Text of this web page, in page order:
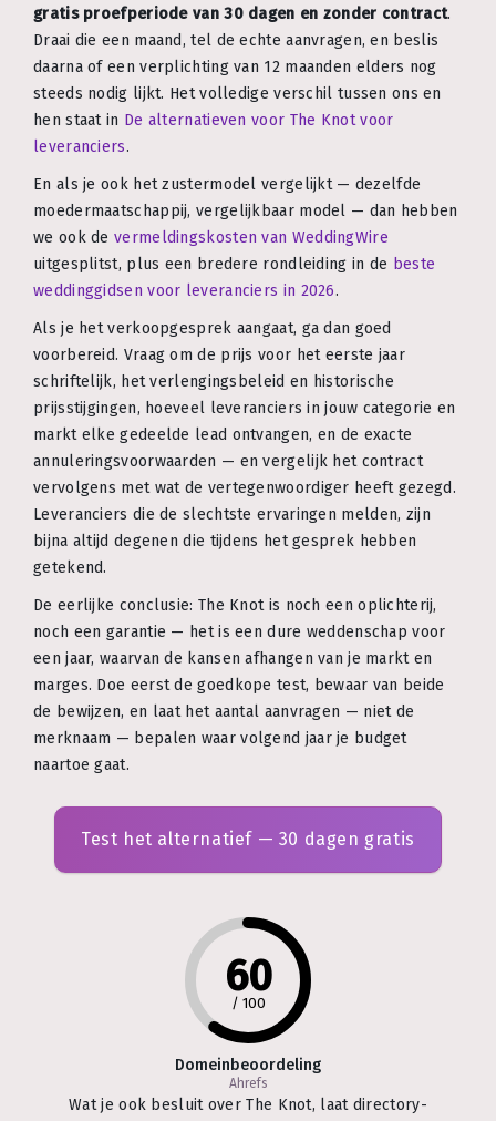
gratis proefperiode van 30 dagen en zonder contract.
Draai die een maand, tel de echte aanvragen, en beslis
daarna of een verplichting van 12 maanden elders nog
steeds nodig lijkt. Het volledige verschil tussen ons en
hen staat in De alternatieven voor The Knot voor
leveranciers.
En als je ook het zustermodel vergelijkt — dezelfde
moedermaatschappij, vergelijkbaar model — dan hebben
we ook de vermeldingskosten van WeddingWire
uitgesplitst, plus een bredere rondleiding in de beste
weddinggidsen voor leveranciers in 2026.
Als je het verkoopgesprek aangaat, ga dan goed
voorbereid. Vraag om de prijs voor het eerste jaar
schriftelijk, het verlengingsbeleid en historische
prijsstijgingen, hoeveel leveranciers in jouw categorie en
markt elke gedeelde lead ontvangen, en de exacte
annuleringsvoorwaarden — en vergelijk het contract
vervolgens met wat de vertegenwoordiger heeft gezegd.
Leveranciers die de slechtste ervaringen melden, zijn
bijna altijd degenen die tijdens het gesprek hebben
getekend.
De eerlijke conclusie: The Knot is noch een oplichterij,
noch een garantie — het is een dure weddenschap voor
een jaar, waarvan de kansen afhangen van je markt en
marges. Doe eerst de goedkope test, bewaar van beide
de bewijzen, en laat het aantal aanvragen — niet de
merknaam — bepalen waar volgend jaar je budget
naartoe gaat.
Test het alternatief — 30 dagen gratis
60
/ 100
Domeinbeoordeling
Ahrefs
Wat je ook besluit over The Knot, laat directory-